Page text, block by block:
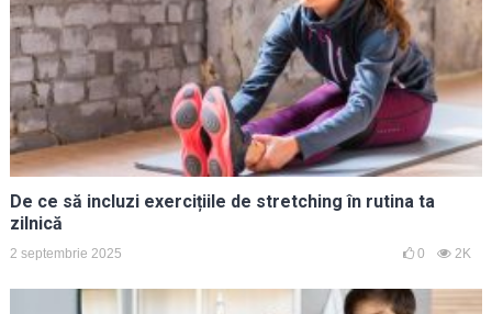
De ce să incluzi exercițiile de stretching în rutina ta
zilnică
2 septembrie 2025 0 2K